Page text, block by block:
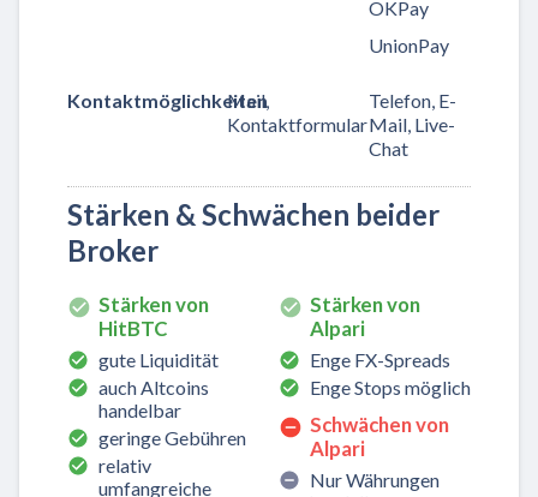
OKPay
UnionPay
Kontaktmöglichkeiten
Mail,
Kontaktformular
Telefon, E-
Mail, Live-
Chat
Stärken & Schwächen beider
Broker
Stärken von
HitBTC
gute Liquidität
auch Altcoins
handelbar
geringe Gebühren
relativ
umfangreiche
Stärken von
Alpari
Enge FX-Spreads
Enge Stops möglich
Schwächen von
Alpari
Nur Währungen